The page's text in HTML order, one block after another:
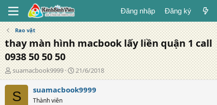
Đăng nhập Đăng ký
Rao vặt
thay màn hình macbook lấy liền quận 1 call
0938 50 50 50
T
á
c
g
suamacbook9999
N
g
à
21/6/2018
S suamacbook9999
Thành viên